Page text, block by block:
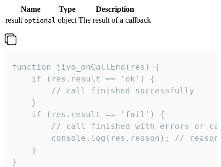
Name Type
Description
result optional object The result of a callback
function jivo_onCallEnd(res) {
    if (res.result == 'ok') {
        // call finished successfully
    }
    if (res.result == 'fail') {
// call finished with errors or
console.log(res.reason); //
    }
}